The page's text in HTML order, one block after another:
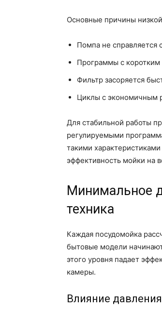
Основные причины
Помпа не справляется
Программы с коротким
Фильтр засоряется
Циклы с экономичным
Для стабильной работы
регулируемыми
такими
эффективность мойки на
Минимальное
техника
Каждая посудомойка
бытовые модели
этого уровня падает
камеры.
Влияние